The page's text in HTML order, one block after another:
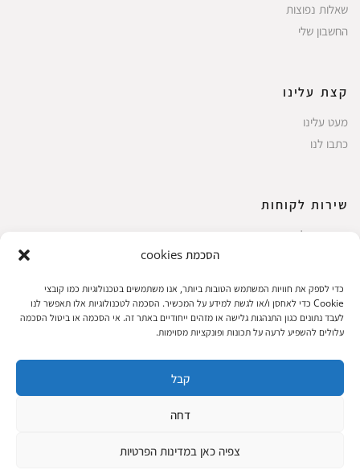
הסכמת cookies
כדי לספק את חוויות המשתמש הטובות ביותר, אנו משתמשים בטכנולוגיות כמו קובצי
Cookie כדי לאחסן ו/או לגשת למידע על המכשיר. הסכמה לטכנולוגיות אלו תאפשר לנו
לעבד נתונים כגון התנהגות גלישה או מזהים ייחודיים באתר זה. אי הסכמה או ביטול הסכמה
עלולים להשפיע לרעה על תכונות ופונקציות מסוימות.
קבל
דחה
צפיה כאן במדינות הפרטיות
שאלות נפוצות
החשבון שלי
קצת עלינו
מעט עלינו
כתבו לנו
שירות לקוחות
החשבון שלי
עגלת קניות
תקנון אתר